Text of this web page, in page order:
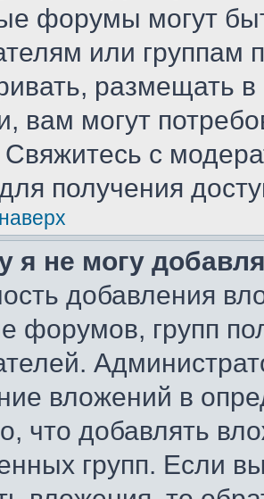
форумы могут
или группам
размещать
вам могут
Свяжитесь с
получения
я не могу
добавления
форумов, групп
вложений в
что добавлять
групп. Если